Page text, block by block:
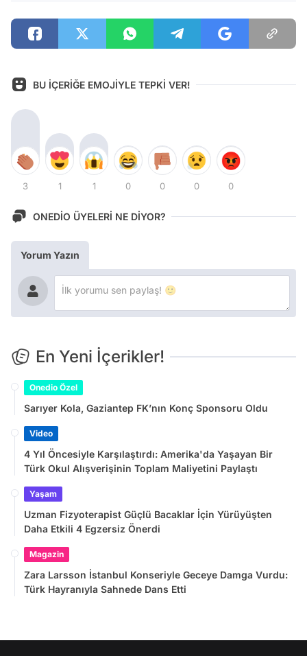
BU İÇERİĞE EMOJİYLE TEPKİ VER!
3 1 1 0 0 0 0
ONEDİO ÜYELERİ NE DİYOR?
Yorum Yazın
En Yeni İçerikler!
Onedio Özel
Sarıyer Kola, Gaziantep FK’nın Konç Sponsoru Oldu
Video
4 Yıl Öncesiyle Karşılaştırdı: Amerika'da Yaşayan Bir
Türk Okul Alışverişinin Toplam Maliyetini Paylaştı
Yaşam
Uzman Fizyoterapist Güçlü Bacaklar İçin Yürüyüşten
Daha Etkili 4 Egzersiz Önerdi
Magazin
Zara Larsson İstanbul Konseriyle Geceye Damga Vurdu:
Türk Hayranıyla Sahnede Dans Etti